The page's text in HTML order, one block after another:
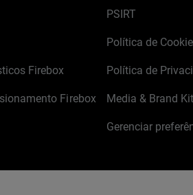
Firebox
Firebox
PSIRT
Política de
Política de
Media & Brand Kit
Gerenciar